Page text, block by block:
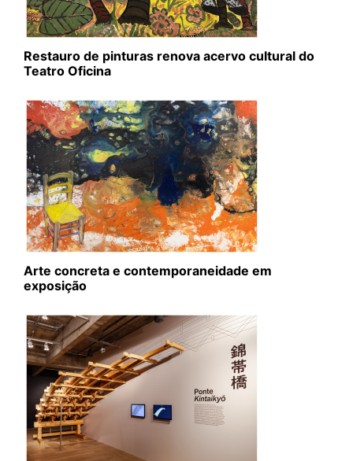
Restauro de pinturas renova acervo cultural do
Teatro Oficina
Arte concreta e contemporaneidade em
exposição